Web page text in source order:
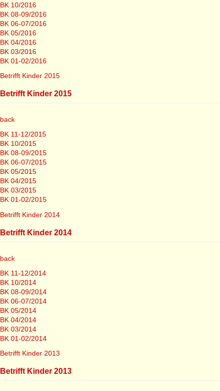
BK 10/2016
BK 08-09/2016
BK 06-07/2016
BK 05/2016
BK 04/2016
BK 03/2016
BK 01-02/2016
Betrifft Kinder 2015
Betrifft Kinder 2015
back
BK 11-12/2015
BK 10/2015
BK 08-09/2015
BK 06-07/2015
BK 05/2015
BK 04/2015
BK 03/2015
BK 01-02/2015
Betrifft Kinder 2014
Betrifft Kinder 2014
back
BK 11-12/2014
BK 10/2014
BK 08-09/2014
BK 06-07/2014
BK 05/2014
BK 04/2014
BK 03/2014
BK 01-02/2014
Betrifft Kinder 2013
Betrifft Kinder 2013